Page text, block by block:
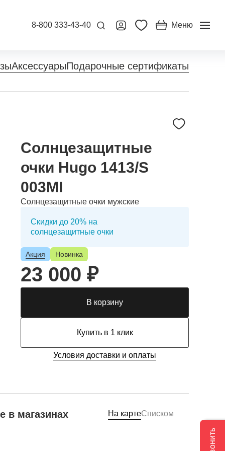
8-800 333-43-40 Меню
АксессуарыПодарочные сертификаты
Солнцезащитные
очки Hugo 1413/S
003MI
Солнцезащитные очки мужские
Скидки до 20% на
солнцезащитные очки
Акция Новинка
23 000 ₽
В корзину
Купить в 1 клик
Условия доставки и оплаты
в магазинах На картеСписком